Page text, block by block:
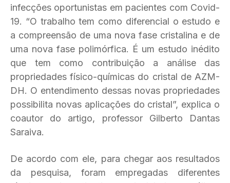
infecções oportunistas em pacientes com Covid-
19. “O trabalho tem como diferencial o estudo e
a compreensão de uma nova fase cristalina e de
uma nova fase polimórfica. É um estudo inédito
que tem como contribuição a análise das
propriedades físico-químicas do cristal de AZM-
DH. O entendimento dessas novas propriedades
possibilita novas aplicações do cristal”, explica o
coautor do artigo, professor Gilberto Dantas
Saraiva.
De acordo com ele, para chegar aos resultados
da pesquisa, foram empregadas diferentes